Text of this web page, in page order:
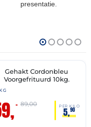
presentatie.
🔥 OP=OP
Gehakt Cordonbleu
Voorgefrituurd 10kg.
– PER KILO
5,90
89,00